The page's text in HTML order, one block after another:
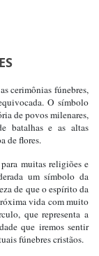
cerimônias fúnebres,
O símbolo
de povos milenares,
batalhas e as altas
de flores.
muitas religiões e
um símbolo da
de que o espírito da
vida com muito
que representa a
que iremos sentir
fúnebres cristãos.